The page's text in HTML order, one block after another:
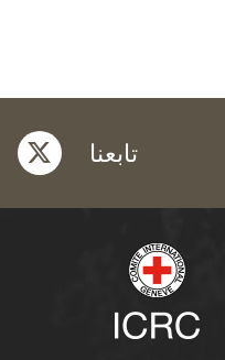
تابعنا twitter